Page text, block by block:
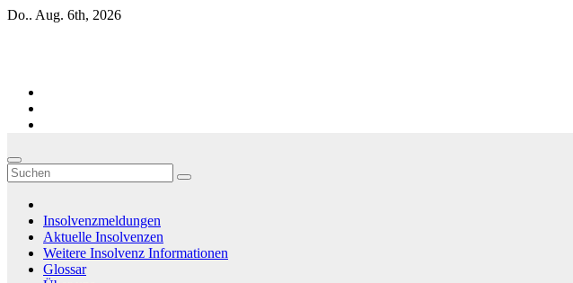
Zum
Do.. Aug. 6th, 2026
Insolvenzmeldungen
Aktuelle Insolvenzen
Weitere Insolvenz Informationen
Glossar